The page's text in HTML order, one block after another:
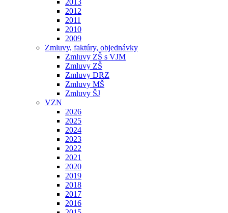
2013
2012
2011
2010
2009
Zmluvy, faktúry, objednávky
Zmluvy ZŠ s VJM
Zmluvy ZŠ
Zmluvy DRZ
Zmluvy MŠ
Zmluvy ŠJ
VZN
2026
2025
2024
2023
2022
2021
2020
2019
2018
2017
2016